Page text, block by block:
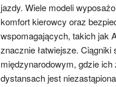
jazdy. Wiele modeli
komfort kierowcy oraz
wspomagających, takich jak
znacznie łatwiejsze.
międzynarodowym, gdzie ich
dystansach jest